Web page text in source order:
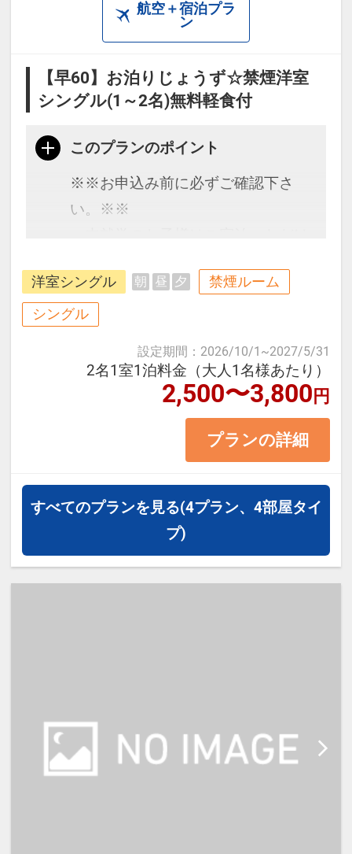
航空＋宿泊プラ
ン
【早60】お泊りじょうず☆禁煙洋室
シングル(1～2名)無料軽食付
このプランのポイント
※※お申込み前に必ずご確認下さ
い。※※
・未就学のお子様はご宿泊いただけ
・添い寝の設定はございません。
・こちらのホテルは一般的なホテル
トなスペース内の
トイレ・シャワースペースの上に
ベッドを置くタイプのお部屋となり
ジにて内容をご確認の上お申込をお
願い致します。
・床上からはハシゴでベッドにお上
がりいただきます（床上からの高さ
ご宿泊の60日前までご予約頂けま
す。
洋室シングル 朝 昼 夕 禁煙ルーム
シングル
設定期間 ： 2026/10/1 ~2027/5/31
2名1室1泊料金（大人1名様あたり）
2,500〜3,800円
プランの詳細
すべてのプランを見る(4プラン、4部屋タイ
プ)